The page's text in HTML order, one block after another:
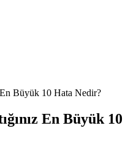
En Büyük 10 Hata Nedir?
En Büyük 10